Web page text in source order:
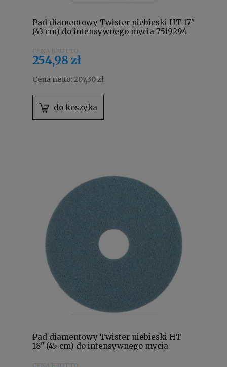
Pad diamentowy Twister niebieski HT 17"
(43 cm) do intensywnego mycia 7519294
254,98 zł
Cena netto:207,30 zł
do koszyka
Pad diamentowy Twister niebieski HT
18" (45 cm) do intensywnego mycia